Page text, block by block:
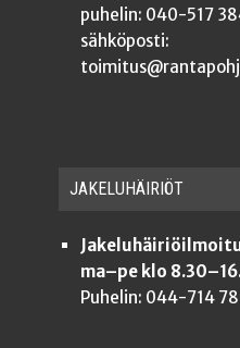
puhelin: 040-517
sähköposti:
JAKE­LU­HÄI­RIÖT
ma–pe klo
Puhelin: 044-714